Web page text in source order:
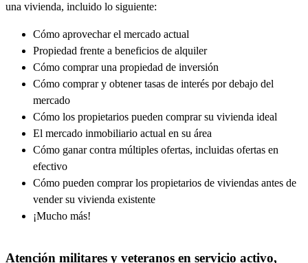
una vivienda, incluido lo siguiente:
Cómo aprovechar el mercado actual
Propiedad frente a beneficios de alquiler
Cómo comprar una propiedad de inversión
Cómo comprar y obtener tasas de interés por debajo del
mercado
Cómo los propietarios pueden comprar su vivienda ideal
El mercado inmobiliario actual en su área
Cómo ganar contra múltiples ofertas, incluidas ofertas en
efectivo
Cómo pueden comprar los propietarios de viviendas antes de
vender su vivienda existente
¡Mucho más!
Atención militares y veteranos en servicio activo,